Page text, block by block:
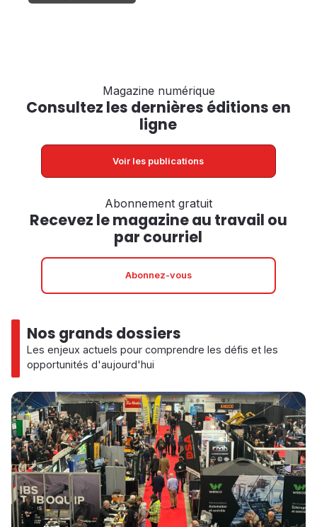
Magazine numérique
Consultez les dernières éditions en
ligne
Voir les publications
Abonnement gratuit
Recevez le magazine au travail ou
par courriel
Abonnez-vous
Nos grands dossiers
Les enjeux actuels pour comprendre les défis et les
opportunités d'aujourd'hui